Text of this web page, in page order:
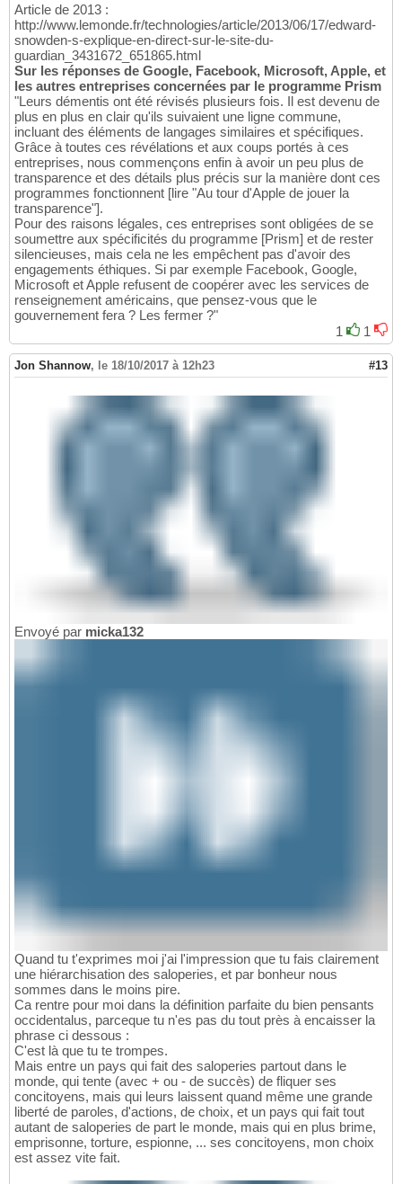
Article de 2013 :
http://www.lemonde.fr/technologies/article/2013/06/17/edward-
snowden-s-explique-en-direct-sur-le-site-du-
guardian_3431672_651865.html
Sur les réponses de Google, Facebook, Microsoft, Apple, et
les autres entreprises concernées par le programme Prism
"Leurs démentis ont été révisés plusieurs fois. Il est devenu de
plus en plus en clair qu'ils suivaient une ligne commune,
incluant des éléments de langages similaires et spécifiques.
Grâce à toutes ces révélations et aux coups portés à ces
entreprises, nous commençons enfin à avoir un peu plus de
transparence et des détails plus précis sur la manière dont ces
programmes fonctionnent [lire "Au tour d'Apple de jouer la
transparence"].
Pour des raisons légales, ces entreprises sont obligées de se
soumettre aux spécificités du programme [Prism] et de rester
silencieuses, mais cela ne les empêchent pas d'avoir des
engagements éthiques. Si par exemple Facebook, Google,
Microsoft et Apple refusent de coopérer avec les services de
renseignement américains, que pensez-vous que le
gouvernement fera ? Les fermer ?"
1
1
Jon Shannow, le 18/10/2017 à 12h23 #13
Envoyé par micka132
Quand tu t'exprimes moi j'ai l'impression que tu fais clairement
une hiérarchisation des saloperies, et par bonheur nous
sommes dans le moins pire.
Ca rentre pour moi dans la définition parfaite du bien pensants
occidentalus, parceque tu n'es pas du tout près à encaisser la
phrase ci dessous :
C'est là que tu te trompes.
Mais entre un pays qui fait des saloperies partout dans le
monde, qui tente (avec + ou - de succès) de fliquer ses
concitoyens, mais qui leurs laissent quand même une grande
liberté de paroles, d'actions, de choix, et un pays qui fait tout
autant de saloperies de part le monde, mais qui en plus brime,
emprisonne, torture, espionne, ... ses concitoyens, mon choix
est assez vite fait.